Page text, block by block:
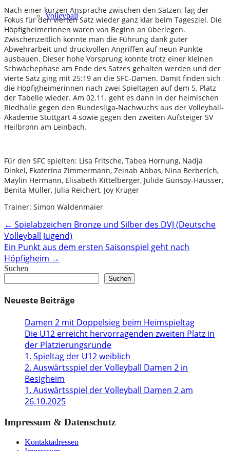
Volleyball
Nach einer kurzen Ansprache zwischen den Sätzen, lag der
Fokus für den vierten Satz wieder ganz klar beim Tagesziel. Die
Höpfigheimerinnen waren von Beginn an überlegen.
Zwischenzeitlich konnte man die Führung dank guter
Abwehrarbeit und druckvollen Angriffen auf neun Punkte
ausbauen. Dieser hohe Vorsprung konnte trotz einer kleinen
Schwächephase am Ende des Satzes gehalten werden und der
vierte Satz ging mit 25:19 an die SFC-Damen. Damit finden sich
die Höpfigheimerinnen nach zwei Spieltagen auf dem 5. Platz
der Tabelle wieder. Am 02.11. geht es dann in der heimischen
Riedhalle gegen den Bundesliga-Nachwuchs aus der Volleyball-
Akademie Stuttgart 4 sowie gegen den zweiten Aufsteiger SV
Heilbronn am Leinbach.
Für den SFC spielten: Lisa Fritsche, Tabea Hornung, Nadja
Dinkel, Ekaterina Zimmermann, Zeinab Abbas, Nina Berberich,
Maylin Hermann, Elisabeth Kittelberger, Jülide Günsoy-Häusser,
Benita Müller, Julia Reichert, Joy Krüger
Trainer: Simon Waldenmaier
Post
navigation
← Spielabzeichen Bronze und Silber des DVJ (Deutsche
Volleyball Jugend)
Ein Punkt aus dem ersten Saisonspiel geht nach
Höpfigheim →
Suchen
Suchen
Neueste Beiträge
Damen 2 mit Doppelsieg beim Heimspieltag
Die U12 erreicht hervorragenden zweiten Platz in
der Platzierungsrunde
1. Spieltag der U12 weiblich
2. Auswärtsspiel der Volleyball Damen 2 in
Besigheim
1. Auswärtsspiel der Volleyball Damen 2 am
26.10.2025
Impressum & Datenschutz
Kontaktadressen